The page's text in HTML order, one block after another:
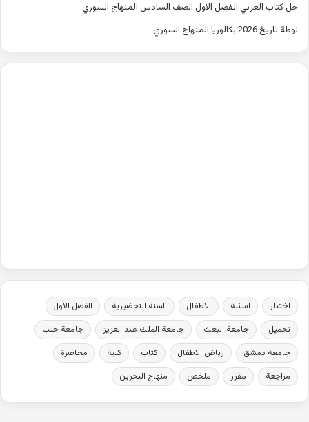
حل كتاب العربي الفصل الاول الصف السادس المنهاج السوري
نوطة تاريخ 2026 بكالوريا المنهاج السوري
اختبار اسئلة الاطفال السنة التحضيرية
الفصل الاول
تحميل
جامعة البعث جامعة الملك عبد العزيز
جامعة حلب
جامعة دمشق
رياض الاطفال كتاب كلية
محاضرة
مراجعة
مقرر ملخص منهاج البحرين